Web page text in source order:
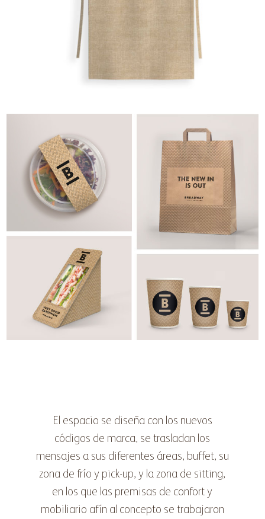
El espacio se diseña con los nuevos
códigos de marca, se trasladan los
mensajes a sus diferentes áreas, buffet, su
zona de frío y pick-up, y la zona de sitting,
en los que las premisas de confort y
mobiliario afín al concepto se trabajaron